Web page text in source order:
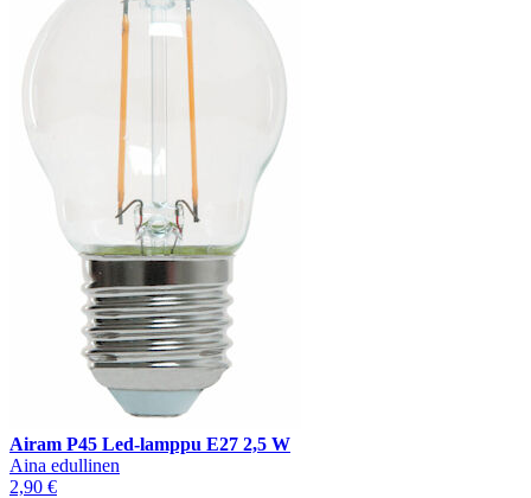
Airam P45 Led-lamppu E27 2,5 W
Aina edullinen
2,90 €